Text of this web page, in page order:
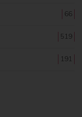
66
519
191